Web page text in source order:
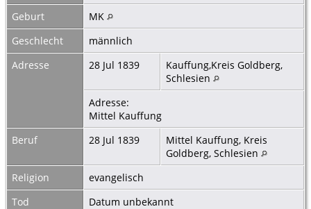
Geburt
MK
Geschlecht
männlich
Adresse
28 Jul 1839
Kauffung,Kreis Goldberg,
Schlesien
Adresse:
Mittel Kauffung
Beruf
28 Jul 1839
Mittel Kauffung, Kreis
Goldberg, Schlesien
Religion
evangelisch
Tod
Datum unbekannt